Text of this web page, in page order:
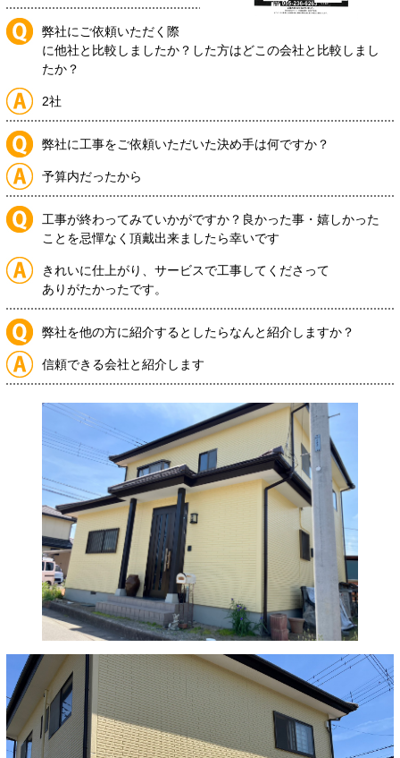
弊社にご依頼いただく際
に他社と比較しましたか？した方はどこの会社と比較しまし
たか？
2社
弊社に工事をご依頼いただいた決め手は何ですか？
予算内だったから
工事が終わってみていかがですか？良かった事・嬉しかった
ことを忌憚なく頂戴出来ましたら幸いです
きれいに仕上がり、サービスで工事してくださって
ありがたかったです。
弊社を他の方に紹介するとしたらなんと紹介しますか？
信頼できる会社と紹介します